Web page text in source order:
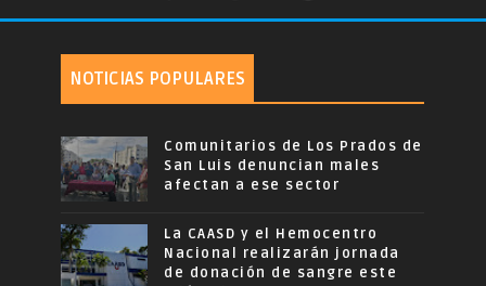
NOTICIAS POPULARES
Comunitarios de Los Prados de
San Luis denuncian males
afectan a ese sector
La CAASD y el Hemocentro
Nacional realizarán jornada
de donación de sangre este